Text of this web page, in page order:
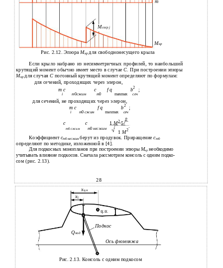
m
Мсоср j
Мкр
Рис. 2.12. Эпюра Мкрдля свободнонесущего крыла
Ecли крыло набрано из несимметричных профилей, то наибольший
крутящий момент обычно имеет место в случаеС. При построении эпюры
Мкрдля случая С погонный крутящий момент определяют по формулам:
для сечений, проходящих через элерон,
m c c f q b2 ;
i т0сжим m0 maxmax сеч
для сечений, не проходящих через элерон,
m с f q b2 ;
i m0сжим maxmax сеч
c с 1М25
2
.
m0сжим m0несжим
1 М2
Коэффициентсm0несжимберут из продувок. Приращениесm0
определяют по методике, изложенной в [4].
Для подкосных монопланов при построении эпюрыМкр необходимо
учитывать влияние подкосов. Сначала рассмотрим консоль с одним подко-
сом (рис. 2.13).
28
хц.и
х1
ц.и.
Подкос
Qпод
Ось фюзеляжа
Рис. 2.13. Консоль с одним подкосом